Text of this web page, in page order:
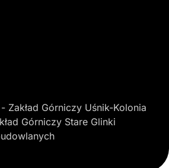
Zakład Górniczy Uśnik-Kolonia
Górniczy Stare Glinki